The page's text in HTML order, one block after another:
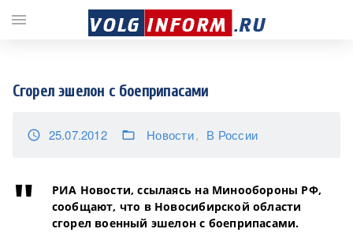
Сгорел эшелон с боеприпасами
access_time 25.07.2012 folder_open Новости В России
РИА Новости, ссылаясь на Минообороны РФ,
сообщают, что в Новосибирской области
сгорел военный эшелон с боеприпасами.
menu